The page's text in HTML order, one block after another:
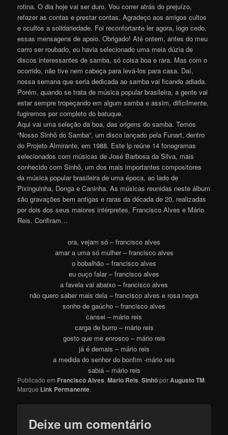
rotina. O dia hoje vai ser duro. Vou correr atrás do prejuízo,
refazer as contas e prestar contas. Agradeço aos amigos cultos
e ocultos a solidariedade. Foi reconfortante ler agora, logo cedo,
essas mensagens de apoio. Obrigado! Até ontem, antes do meu
carro ser roubado, eu havia selecionado uma meia dúzia de
discos interessantes de samba, só coisa boa e rara. Mas com o
ocorrido, não tive nem cabeça para levá-los para casa. Daí,
nossa semana que seria dedicada ao samba vai ficando adiada.
Porém, quando se trata de música popular brasileira, a gente vai
estar sempre tropeçando em algum samba e assim, dificilmente,
fugiremos por completo do batuque.
Aqui vai uma seleção da boa, das origens do samba. Temos
“Nosso Sinhô do Samba”, um disco lançado pela Funart, dentro
do Projeto Almirante, em 1988. Este lp reúne 14 fonogramas
selecionados com músicas de José Barbosa da Silva, mais
conhecido com Sinhô, um dos mais importantes compositores
da música popular brasileira de uma época, ao lado de
Pixinguinha, Donga e Caninha. As músicas reunidas neste álbum
são gravações bem antigas e raras da década de 20, realizadas
por dois dos seus maiores intérpretes, Francisco Alves e Mário
Reis. Confiram…
ora, vejam só – francisco alves
amar a uma só mulher – francisco alves
o bobalhão – francisco alves
eu ouço falar – francisco alves
a favela vai abaixo – francisco alves
não quero saber mais dela – francisco alves e rosa negra
sonho de gaúcho – francisco alves
cansei – mário reis
carga de burro – mário reis
gosto que me enrosco – mário reis
já é demais – mário reis
a medida do senhor do bonfim -mário reis
sabiá – mário reis
Publicado em Francisco Alves,Mario Reis,SinhôporAugusto TM.
Marque Link Permanente.
Deixe um comentário